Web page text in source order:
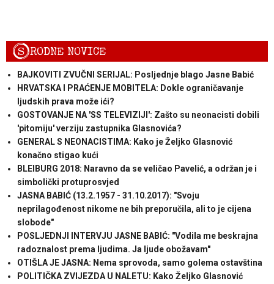
SRODNE NOVICE
BAJKOVITI ZVUČNI SERIJAL: Posljednje blago Jasne Babić
HRVATSKA I PRAĆENJE MOBITELA: Dokle ograničavanje
ljudskih prava može ići?
GOSTOVANJE NA 'SS TELEVIZIJI': Zašto su neonacisti dobili
'pitomiju' verziju zastupnika Glasnovića?
GENERAL S NEONACISTIMA: Kako je Željko Glasnović
konačno stigao kući
BLEIBURG 2018: Naravno da se veličao Pavelić, a održan je i
simbolički protuprosvjed
JASNA BABIĆ (13.2.1957 - 31.10.2017): "Svoju
neprilagođenost nikome ne bih preporučila, ali to je cijena
slobode"
POSLJEDNJI INTERVJU JASNE BABIĆ: "Vodila me beskrajna
radoznalost prema ljudima. Ja ljude obožavam"
OTIŠLA JE JASNA: Nema sprovoda, samo golema ostavština
POLITIČKA ZVIJEZDA U NALETU: Kako Željko Glasnović